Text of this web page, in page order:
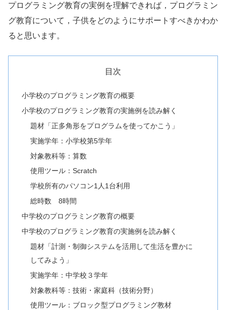
プログラミング教育の実例を理解できれば，プログラミン
グ教育について，子供をどのようにサポートすべきかわか
ると思います。
目次
小学校のプログラミング教育の概要
小学校のプログラミング教育の実施例を読み解く
題材「正多角形をプログラムを使ってかこう」
実施学年：小学校第5学年
対象教科等：算数
使用ツール：Scratch
学校所有のパソコン1人1台利用
総時数 8時間
中学校のプログラミング教育の概要
中学校のプログラミング教育の実施例を読み解く
題材「計測・制御システムを活用して生活を豊かに
してみよう」
実施学年：中学校３学年
対象教科等：技術・家庭科（技術分野）
使用ツール：ブロック型プログラミング教材